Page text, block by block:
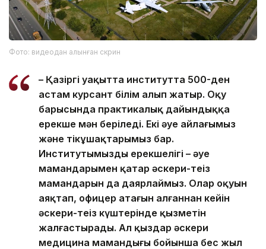
Фото: видеодан алынған скрин
– Қазіргі уақытта институтта 500-ден
астам курсант білім алып жатыр. Оқу
барысында практикалық дайындыққа
ерекше мән беріледі. Екі әуе айлағымыз
және тікұшақтарымыз бар.
Институтымыздың ерекшелігі – әуе
мамандарымен қатар әскери-теңіз
мамандарын да даярлаймыз. Олар оқуын
аяқтап, офицер атағын алғаннан кейін
әскери-теңіз күштерінде қызметін
жалғастырады. Ал қыздар әскери
медицина мамандығы бойынша бес жыл